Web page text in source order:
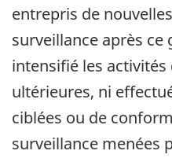
entrepris de
surveillance après ce
intensifié les activités
ultérieures, ni
ciblées ou de
surveillance menées